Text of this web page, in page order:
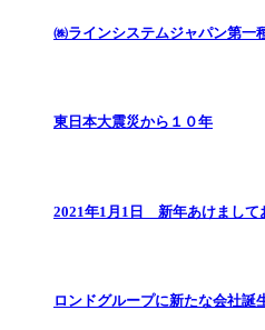
㈱ラインシステムジャパン第一
東日本大震災から１０年
2021年1月1日 新年あけまして
ロンドグループに新たな会社誕